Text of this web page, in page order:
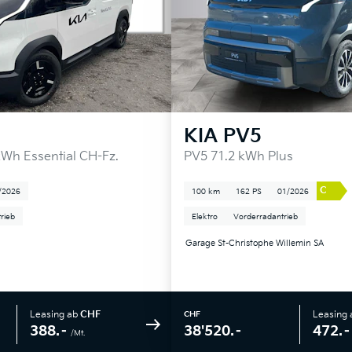
Essential CH-Fz.
2026
Leasing ab CHF
388.– /Mt.
KIA PV5
PV5 71.2 kWh Plus
100 km 162 PS 01/2026 C
Elektro Vorderradantrieb
Garage St-Christophe Willemin SA
CHF
38'520.–
Leasing
472.–